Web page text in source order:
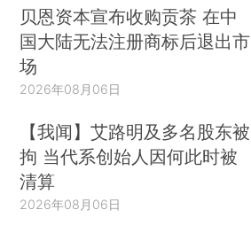
贝恩资本宣布收购贡茶 在中
国大陆无法注册商标后退出市
场
2026年08月06日
【我闻】艾路明及多名股东被
拘 当代系创始人因何此时被
清算
2026年08月06日